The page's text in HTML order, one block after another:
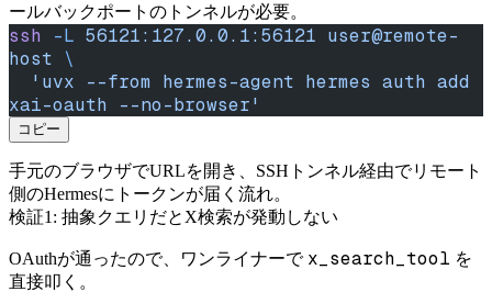
ールバックポートのトンネルが必要。
ssh -L 56121:127.0.0.1:56121 user@remote-
host \
xai-oauth --no-browser'
コピー
手元のブラウザでURLを開き、SSHトンネル経由でリモート
側のHermesにトークンが届く流れ。
検証1: 抽象クエリだとX検索が発動しない
OAuthが通ったので、ワンライナーで x_search_tool を
直接叩く。